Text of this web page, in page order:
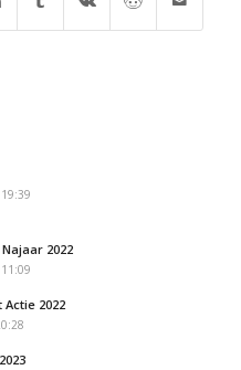
Najaar 2022
2022